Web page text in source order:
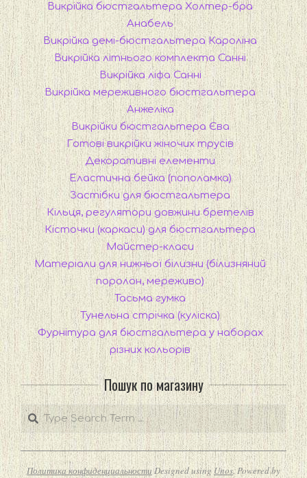
Викрійка бюстгальтера Холтер-бра
Анабель
Викрійка демі-бюстгальтера Кароліна
Викрійка літнього комплекта Санні
Викрійка ліфа Санні
Викрійка мереживного бюстгальтера
Анжеліка
Викрійки бюстгальтера Єва
Готові викрійки жіночих трусів
Декоративні елементи
Еластична бейка (пополамка)
Застібки для бюстгальтера
Кільця, регулятори довжини бретелів
Кісточки (каркаси) для бюстгальтера
Майстер-класи
Матеріали для нижньої білизни (білизняний
поролон, мереживо)
Тасьма гумка
Тунельна стрічка (куліска)
Фурнітура для бюстгальтера у наборах
різних кольорів
Пошук по магазину
Search
Политика конфиденциальностиDesigned using Unos. Powered by